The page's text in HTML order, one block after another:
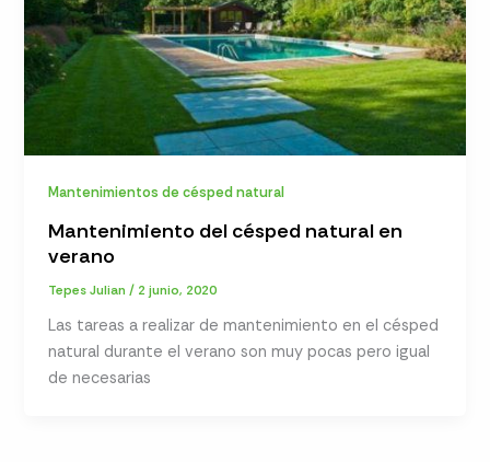
Mantenimientos de césped natural
Mantenimiento del césped natural en
verano
Tepes Julian/ 2 junio, 2020
Las tareas a realizar de mantenimiento en el césped
natural durante el verano son muy pocas pero igual
de necesarias